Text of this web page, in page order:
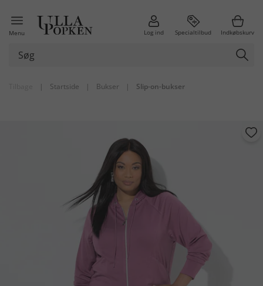
Menu Log ind Specialtilbud Indkøbskurv
| Startside | Bukser | Slip-on-bukser